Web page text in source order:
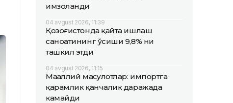
имзоланди
04 avgust 2026, 11:39
Қозоғистонда қайта ишлаш
саноатининг ўсиши 9,8% ни
ташкил этди
04 avgust 2026, 11:15
Маҳаллий маҳсулотлар: импортга
қарамлик қанчалик даражада
камайди